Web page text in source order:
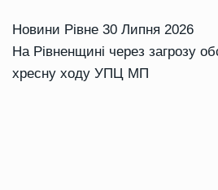
Новини Рівне 30 Липня 2026
На Рівненщині через загрозу
хресну ходу УПЦ МП